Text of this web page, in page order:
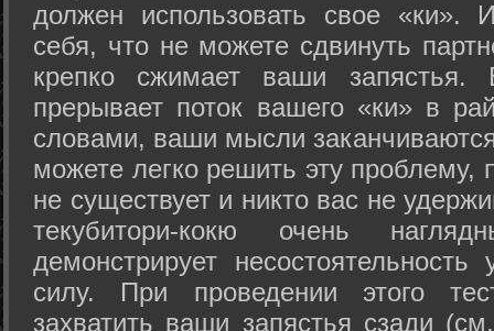
должен использовать свое «ки».
себя, что не можете сдвинуть
крепко сжимает ваши запястья.
прерывает поток вашего «ки» в
словами, ваши мысли
можете легко решить эту проблему,
не существует и никто вас не
текубитори-кокю очень
демонстрирует
силу. При проведении этого
захватить ваши запястья сзади